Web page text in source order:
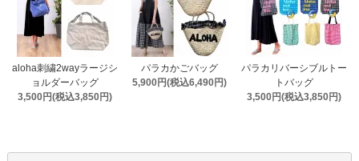
aloha刺繍2wayラージシ
ョルダーバッグ
3,500円(税込3,850円)
パラカかごバッグ
5,900円(税込6,490円)
パラカリバーシブルトー
トバッグ
3,500円(税込3,850円)